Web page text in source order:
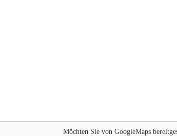
Möchten Sie von GoogleMaps